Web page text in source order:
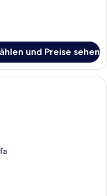
und Preise sehen
Bettwaren,